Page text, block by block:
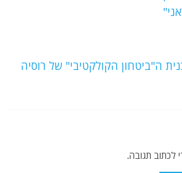
k
ה"ביטחון הקולקטיבי" של רוסיה
לכתוב תגובה.